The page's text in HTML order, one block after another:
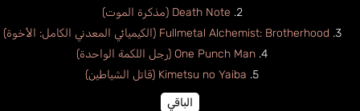
Death Note (مذكرة الموت)
Fullmetal Alchemist: Brotherhood (الكيميائي المعدني الكامل: الأخوة)
One Punch Man (رجل اللكمة الواحدة)
Kimetsu no Yaiba (قاتل الشياطين)
الباقي